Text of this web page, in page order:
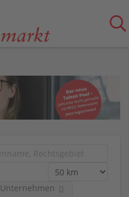
Unternehmen